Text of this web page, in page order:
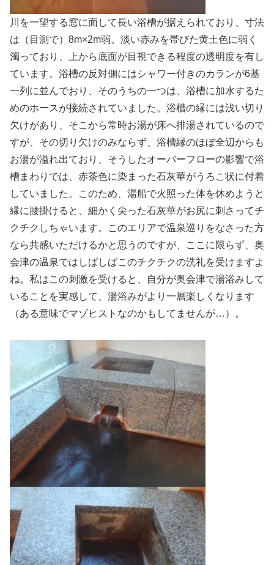
川を一望する窓に面して長い浴槽が据えられており、寸法
は（目測で）8m×2m弱。淡い赤みを帯びた黄土色に弱く
濁っており、上から底面が目視できる程度の透明度を有し
ています。浴槽の反対側にはシャワー付きのカランが6基
一列に並んでおり、そのうちの一つは、浴槽に加水するた
めのホースが接続されていました。浴槽の縁には浅い切り
欠けがあり、そこから常時お湯が床へ排湯されているので
すが、その切り欠けのみならず、浴槽縁のほぼ全辺からも
お湯が溢れ出ており、そうしたオーバーフローの影響で浴
槽まわりでは、赤茶色に染まった石灰華がうろこ状に付着
していました。このため、湯船で火照った体を休めようと
縁に腰掛けると、細かく尖った石灰華がお尻に刺さってチ
クチクしちゃいます。このエリアで温泉巡りをなさった方
なら共感いただけるかと思うのですが、ここに限らず、奥
会津の温泉ではしばしばこのチクチクの洗礼を受けますよ
ね。私はこの刺激を受けると、自分が奥会津で湯浴みして
いることを実感して、湯浴みがより一層楽しくなります
（ある意味でマゾヒストなのかもしてませんが…）。